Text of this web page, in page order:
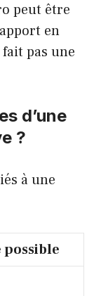
peut être
en
pas une
d’une
?
à une
possible